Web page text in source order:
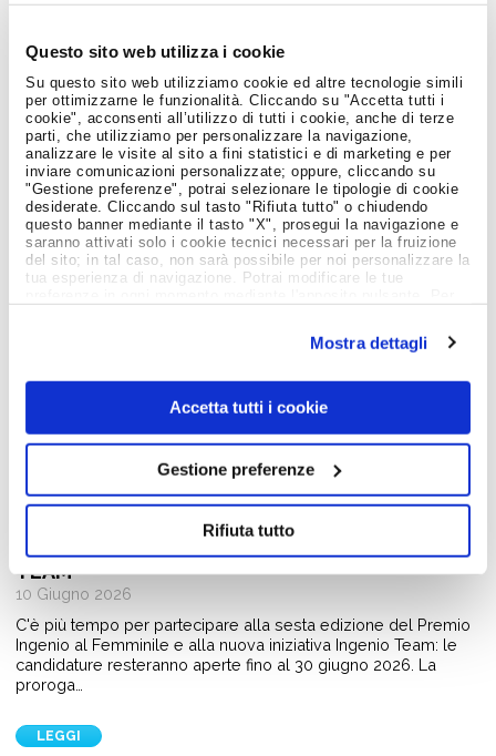
Questo sito web utilizza i cookie
Su questo sito web utilizziamo cookie ed altre tecnologie simili
per ottimizzarne le funzionalità. Cliccando su "Accetta tutti i
cookie", acconsenti all’utilizzo di tutti i cookie, anche di terze
parti, che utilizziamo per personalizzare la navigazione,
analizzare le visite al sito a fini statistici e di marketing e per
inviare comunicazioni personalizzate; oppure, cliccando su
"Gestione preferenze", potrai selezionare le tipologie di cookie
desiderate. Cliccando sul tasto "Rifiuta tutto" o chiudendo
questo banner mediante il tasto "X", prosegui la navigazione e
saranno attivati solo i cookie tecnici necessari per la fruizione
del sito; in tal caso, non sarà possibile per noi personalizzare la
tua esperienza di navigazione. Potrai modificare le tue
Mostra dettagli
Accetta tutti i cookie
Gestione preferenze
Rifiuta tutto
MAGAZINE
Notizie dal Mondo del Lavoro
PREMIO INGENIO AL FEMMINILE 2026:
CANDIDATURE APERTE FINO AL 30 GIUGNO. PIÙ
TEMPO ANCHE PER LA NUOVA SFIDA INGENIO
TEAM
10 Giugno 2026
C'è più tempo per partecipare alla sesta edizione del Premio
Ingenio al Femminile e alla nuova iniziativa Ingenio Team: le
candidature resteranno aperte fino al 30 giugno 2026. La
proroga…
LEGGI